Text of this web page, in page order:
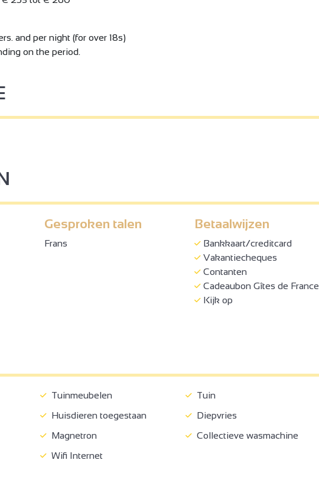
and per night (for over 18s)
on the period.
Gesproken talen
Frans
Betaalwijzen
Bankkaart/creditcard
Vakantiecheques
Contanten
Cadeaubon Gîtes de France
Kijk op
Tuinmeubelen
Tuin
Huisdieren toegestaan
Diepvries
Magnetron
Collectieve wasmachine
Wifi Internet